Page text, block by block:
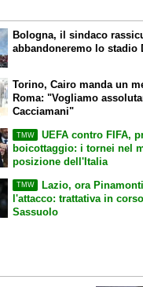
Bologna, il sindaco
abbandoneremo lo stadio
Torino, Cairo manda un
Roma: "Vogliamo
Cacciamani"
TMW
UEFA contro FIFA,
boicottaggio: i tornei nel
posizione dell'Italia
TMW
Lazio, ora
l'attacco: trattativa in
Sassuolo